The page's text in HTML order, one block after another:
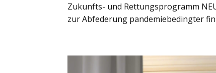
Zukunfts- und Rettungsprogramm
zur Abfederung pandemiebedingter